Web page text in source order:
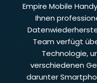
Empire Mobile
Ihnen
Team verfügt
Technologie,
verschiedenen
darunter